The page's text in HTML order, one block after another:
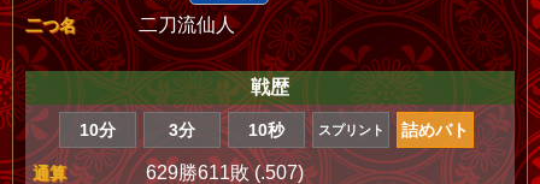
二つ名 二刀流仙人
戦歴
10分 3分 10秒 スプリント 詰めバト
通算 629勝611敗 (.507)